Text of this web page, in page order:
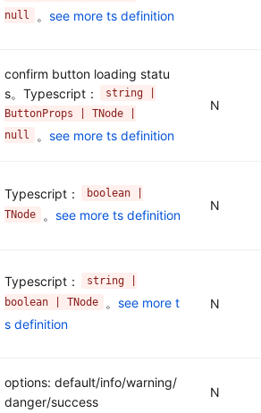
null
。 see more ts definition
confirm button loading statu
s。Typescript：
string |
ButtonProps | TNode |
null
。 see more ts definition
N
Typescript：
boolean |
TNode
。 see more ts definition
N
Typescript：
string |
boolean | TNode
。 see more t
s definition
N
options: default/info/warning/
danger/success
N